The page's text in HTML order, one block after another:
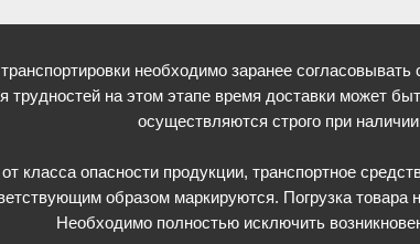
необходимо заранее
трудностей на этом этапе время доставки может
осуществляются строго при
класса опасности продукции, транспортное
образом маркируются. Погрузка
Необходимо полностью исключить